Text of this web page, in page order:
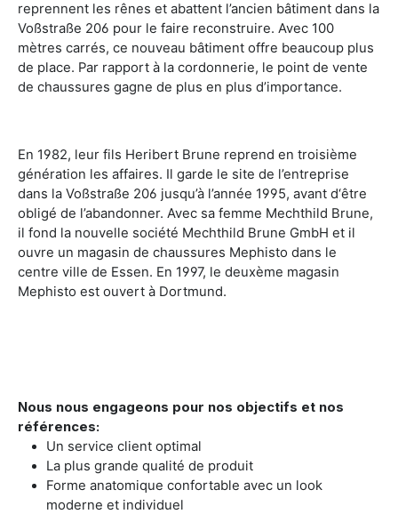
reprennent les rênes et abattent l’ancien bâtiment dans la
Voßstraße 206 pour le faire reconstruire. Avec 100
mètres carrés, ce nouveau bâtiment offre beaucoup plus
de place. Par rapport à la cordonnerie, le point de vente
de chaussures gagne de plus en plus d’importance.
En 1982, leur fils Heribert Brune reprend en troisième
génération les affaires. Il garde le site de l’entreprise
dans la Voßstraße 206 jusqu’à l’année 1995, avant d‘être
obligé de l’abandonner. Avec sa femme Mechthild Brune,
il fond la nouvelle société Mechthild Brune GmbH et il
ouvre un magasin de chaussures Mephisto dans le
centre ville de Essen. En 1997, le deuxème magasin
Mephisto est ouvert à Dortmund.
Nous nous engageons pour nos objectifs et nos
références:
Un service client optimal
La plus grande qualité de produit
Forme anatomique confortable avec un look
moderne et individuel